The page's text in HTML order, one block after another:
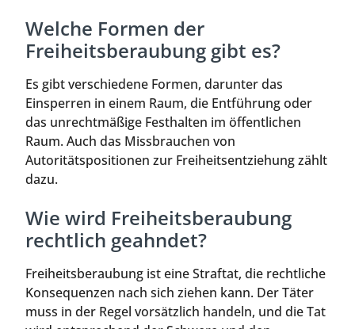
Welche Formen der
Freiheitsberaubung gibt es?
Es gibt verschiedene Formen, darunter das
Einsperren in einem Raum, die Entführung oder
das unrechtmäßige Festhalten im öffentlichen
Raum. Auch das Missbrauchen von
Autoritätspositionen zur Freiheitsentziehung zählt
dazu.
Wie wird Freiheitsberaubung
rechtlich geahndet?
Freiheitsberaubung ist eine Straftat, die rechtliche
Konsequenzen nach sich ziehen kann. Der Täter
muss in der Regel vorsätzlich handeln, und die Tat